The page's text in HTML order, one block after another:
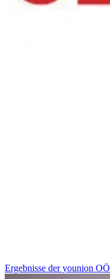
Ergebnisse der younion